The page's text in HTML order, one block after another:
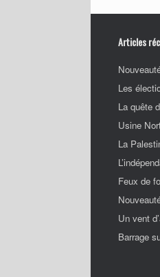
Articles
Les
La quête
Usine
La
Feux de
Un vent
Barrage